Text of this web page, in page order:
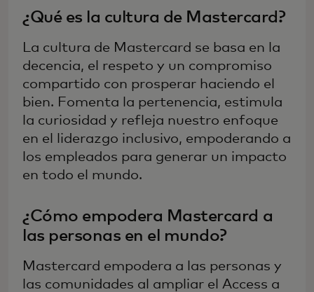
¿Qué es la cultura de Mastercard?
La cultura de Mastercard se basa en la
decencia, el respeto y un compromiso
compartido con prosperar haciendo el
bien. Fomenta la pertenencia, estimula
la curiosidad y refleja nuestro enfoque
en el liderazgo inclusivo, empoderando a
los empleados para generar un impacto
en todo el mundo.
¿Cómo empodera Mastercard a
las personas en el mundo?
Mastercard empodera a las personas y
las comunidades al ampliar el Access a